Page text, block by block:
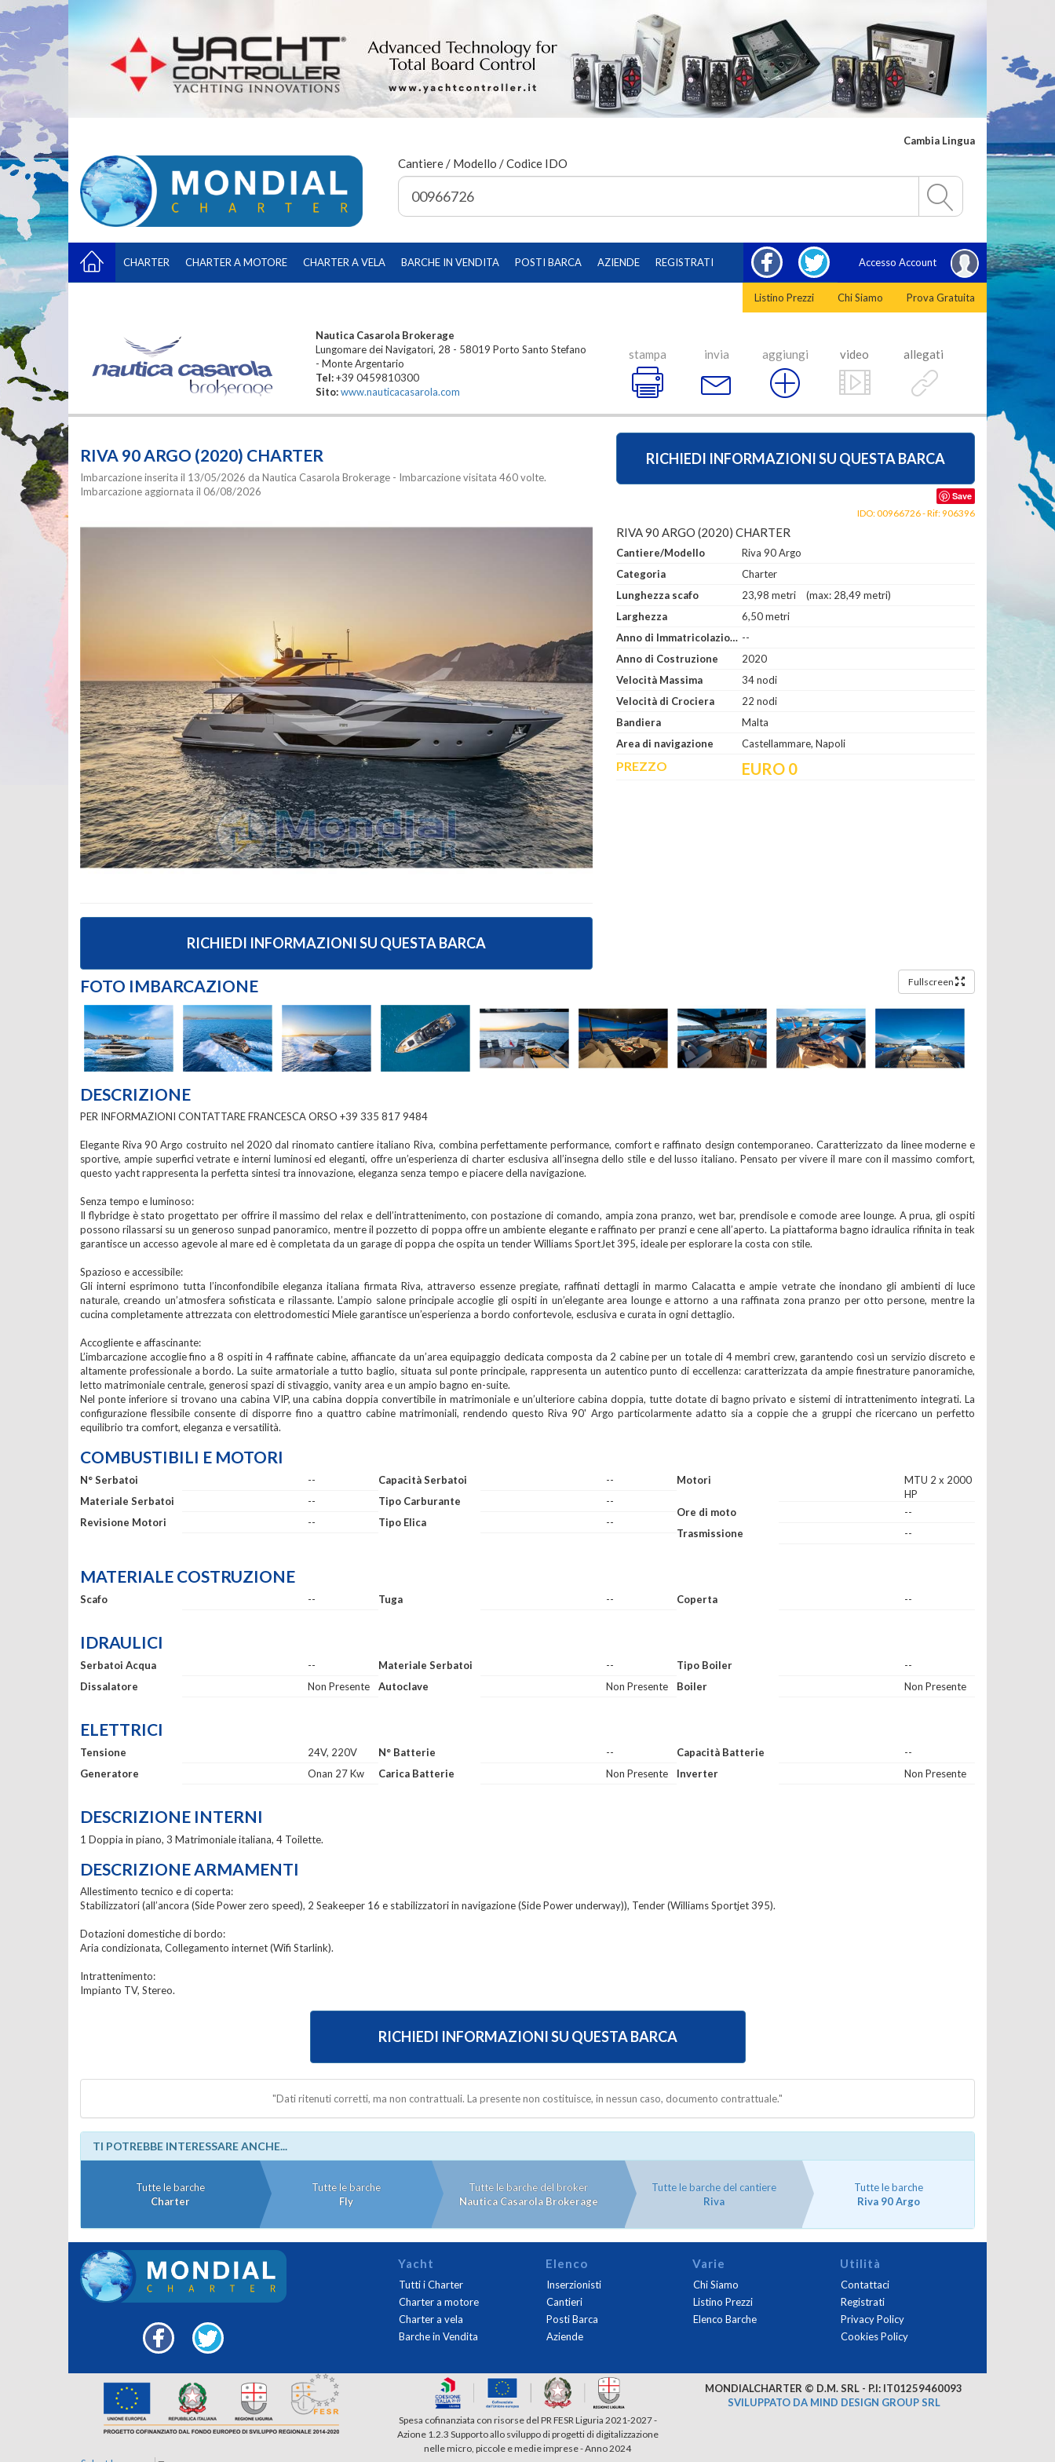
Cambia Lingua
Cantiere / Modello / Codice IDO
CHARTER CHARTER A MOTORE CHARTER A VELA BARCHE IN VENDITA POSTI BARCA AZIENDE REGISTRATI Accesso Account
FACEBOOKTWITTER
Listino Prezzi Chi Siamo Prova Gratuita
Nautica Casarola Brokerage
Lungomare dei Navigatori, 28 - 58019 Porto Santo Stefano
- Monte Argentario
Tel:+39 0459810300
Sito:www.nauticacasarola.com
stampa invia aggiungi video allegati
RIVA 90 ARGO (2020) CHARTER
Imbarcazione inserita il 13/05/2026 da Nautica Casarola Brokerage - Imbarcazione visitata 460 volte.
Imbarcazione aggiornata il 06/08/2026
RICHIEDI INFORMAZIONI SU QUESTA BARCA
Save
RICHIEDI INFORMAZIONI SU QUESTA BARCA
IDO: 00966726 - Rif: 906396
RIVA 90 ARGO (2020) CHARTER
Cantiere/Modello
Riva 90 Argo
Categoria
Charter
Lunghezza scafo
23,98 metri
(max: 28,49 metri)
Larghezza
6,50 metri
Anno di Immatricolazione --
Anno di Costruzione
2020
Velocità Massima
34 nodi
Velocità di Crociera
22 nodi
Bandiera
Malta
Area di navigazione
Castellammare, Napoli
PREZZO EURO 0
FOTO IMBARCAZIONE Fullscreen
DESCRIZIONE
PER INFORMAZIONI CONTATTARE FRANCESCA ORSO +39 335 817 9484
Elegante Riva 90 Argo costruito nel 2020 dal rinomato cantiere italiano Riva, combina perfettamente performance, comfort e raffinato design contemporaneo. Caratterizzato da linee moderne e
sportive, ampie superfici vetrate e interni luminosi ed eleganti, offre un’esperienza di charter esclusiva all’insegna dello stile e del lusso italiano. Pensato per vivere il mare con il massimo comfort,
questo yacht rappresenta la perfetta sintesi tra innovazione, eleganza senza tempo e piacere della navigazione.
Senza tempo e luminoso:
Il flybridge è stato progettato per offrire il massimo del relax e dell’intrattenimento, con postazione di comando, ampia zona pranzo, wet bar, prendisole e comode aree lounge. A prua, gli ospiti
possono rilassarsi su un generoso sunpad panoramico, mentre il pozzetto di poppa offre un ambiente elegante e raffinato per pranzi e cene all’aperto. La piattaforma bagno idraulica rifinita in teak
garantisce un accesso agevole al mare ed è completata da un garage di poppa che ospita un tender Williams SportJet 395, ideale per esplorare la costa con stile.
Spazioso e accessibile:
Gli interni esprimono tutta l’inconfondibile eleganza italiana firmata Riva, attraverso essenze pregiate, raffinati dettagli in marmo Calacatta e ampie vetrate che inondano gli ambienti di luce
naturale, creando un’atmosfera sofisticata e rilassante. L’ampio salone principale accoglie gli ospiti in un’elegante area lounge e attorno a una raffinata zona pranzo per otto persone, mentre la
cucina completamente attrezzata con elettrodomestici Miele garantisce un’esperienza a bordo confortevole, esclusiva e curata in ogni dettaglio.
Accogliente e affascinante:
L’imbarcazione accoglie fino a 8 ospiti in 4 raffinate cabine, affiancate da un’area equipaggio dedicata composta da 2 cabine per un totale di 4 membri crew, garantendo così un servizio discreto e
altamente professionale a bordo. La suite armatoriale a tutto baglio, situata sul ponte principale, rappresenta un autentico punto di eccellenza: caratterizzata da ampie finestrature panoramiche,
letto matrimoniale centrale, generosi spazi di stivaggio, vanity area e un ampio bagno en-suite.
Nel ponte inferiore si trovano una cabina VIP, una cabina doppia convertibile in matrimoniale e un’ulteriore cabina doppia, tutte dotate di bagno privato e sistemi di intrattenimento integrati. La
configurazione flessibile consente di disporre fino a quattro cabine matrimoniali, rendendo questo Riva 90' Argo particolarmente adatto sia a coppie che a gruppi che ricercano un perfetto
equilibrio tra comfort, eleganza e versatilità.
COMBUSTIBILI E MOTORI
N° Serbatoi
--
Materiale Serbatoi
--
Revisione Motori
--
Capacità Serbatoi
--
Tipo Carburante
--
Tipo Elica
--
Motori
MTU 2 x 2000
HP
Ore di moto
--
Trasmissione
--
MATERIALE COSTRUZIONE
Scafo -- Tuga -- Coperta --
IDRAULICI
Serbatoi Acqua
--
Dissalatore
Non Presente
Materiale Serbatoi
--
Autoclave
Non Presente
Tipo Boiler
--
Boiler
Non Presente
ELETTRICI
Tensione
24V, 220V
Generatore
Onan 27 Kw
N° Batterie
--
Carica Batterie
Non Presente
Capacità Batterie
--
Inverter
Non Presente
DESCRIZIONE INTERNI
1 Doppia in piano, 3 Matrimoniale italiana, 4 Toilette.
DESCRIZIONE ARMAMENTI
Allestimento tecnico e di coperta:
Stabilizzatori (all’ancora (Side Power zero speed), 2 Seakeeper 16 e stabilizzatori in navigazione (Side Power underway)), Tender (Williams Sportjet 395).
Dotazioni domestiche di bordo:
Aria condizionata, Collegamento internet (Wifi Starlink).
Intrattenimento:
Impianto TV, Stereo.
RICHIEDI INFORMAZIONI SU QUESTA BARCA
"Dati ritenuti corretti, ma non contrattuali. La presente non costituisce, in nessun caso, documento contrattuale."
TI POTREBBE INTERESSARE ANCHE...
Tutte le barche
Charter
Tutte le barche
Fly
Tutte le barche del broker
Nautica Casarola Brokerage
Tutte le barche del cantiere
Riva
Tutte le barche
Riva 90 Argo
FacebookTwitter
Yacht
Tutti i Charter
Charter a motore
Charter a vela
Barche in Vendita
Elenco
Inserzionisti
Cantieri
Posti Barca
Aziende
Varie
Chi Siamo
Listino Prezzi
Elenco Barche
Utilità
Contattaci
Registrati
Privacy Policy
Cookies Policy
Spesa cofinanziata con risorse del PR FESR Liguria 2021-2027 -
Azione 1.2.3 Supporto allo sviluppo di progetti di digitalizzazione
nelle micro, piccole e medie imprese - Anno 2024
MONDIALCHARTER © D.M. SRL - P.I: IT01259460093
SVILUPPATO DA MIND DESIGN GROUP SRL